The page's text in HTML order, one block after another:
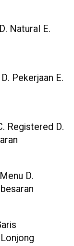
Natural E.
Pekerjaan E.
Registered D.
D.